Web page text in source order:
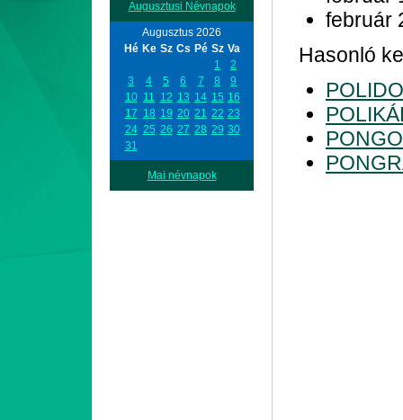
Augusztusi Névnapok
Augusztus 2026
Hé Ke Sz Cs Pé Sz Va
1
2
3
4 5 6 7 8
9
10 11 12 13 14 15 16
17 18 19 20 21 22 23
24 25 26 27 28 29 30
31
Mai névnapok
február
Hasonló